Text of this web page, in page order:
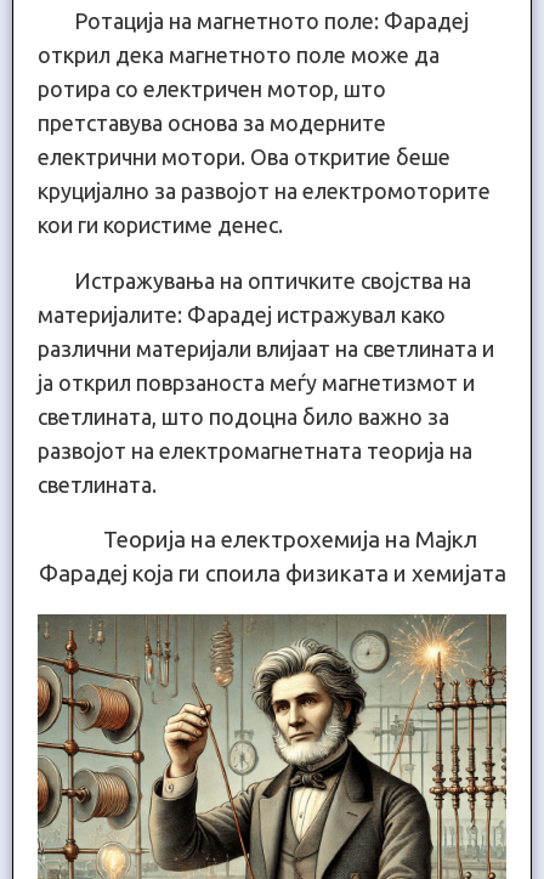
Ротација на магнетното поле: Фарадеј
открил дека магнетното поле може да
ротира со електричен мотор, што
претставува основа за модерните
електрични мотори. Ова откритие беше
круцијално за развојот на електромоторите
кои ги користиме денес.
Истражувања на оптичките својства на
материјалите: Фарадеј истражувал како
различни материјали влијаат на светлината и
ја открил поврзаноста меѓу магнетизмот и
светлината, што подоцна било важно за
развојот на електромагнетната теорија на
светлината.
Теорија на електрохемија на Мајкл
Фарадеј која ги споила физиката и хемијата